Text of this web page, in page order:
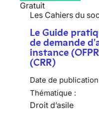
Gratuit
Les Cahiers du
Le Guide
de demande
instance
(CRR)
Date de
Thématique :
Droit d’asile